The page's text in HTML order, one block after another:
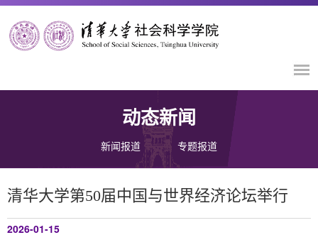
动态新闻
新闻报道 专题报道
清华大学第50届中国与世界经济论坛举行
2026-01-15